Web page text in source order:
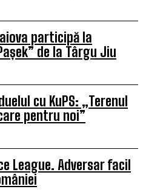
participă la
de la Târgu Jiu
cu KuPS: „Terenul
pentru noi”
League. Adversar facil